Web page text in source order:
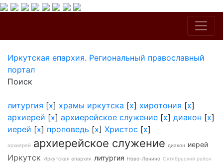
Иркутская епархия. Региональный православный
портал
Поиск
литургия [x] храмы иркутска [x] хиротония [x]
архиерей [x] архиерейское служение [x] диакон [x]
иерей [x] проповедь [x] Христос [x]
архиерей архиерейское служение диакон иерей
Иркутск Иркутская епархия литургия Ново-Ленино Октябрьский район